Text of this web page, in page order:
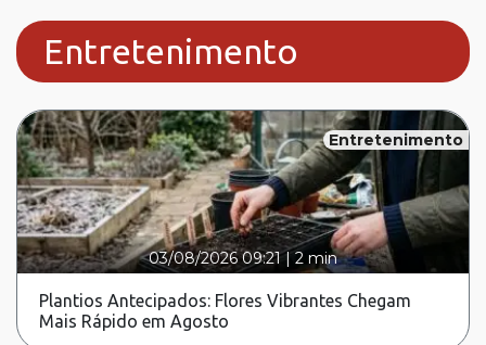
Entretenimento
Entretenimento
03/08/2026 09:21|2 min
Plantios Antecipados: Flores Vibrantes Chegam
Mais Rápido em Agosto